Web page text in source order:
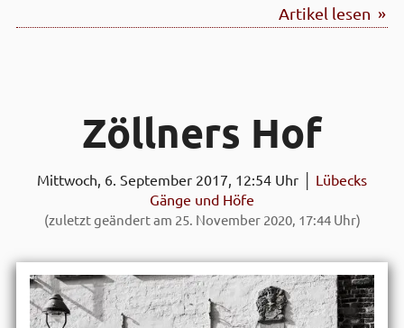
Artikel lesen »
Zöllners Hof
Mittwoch, 6. September 2017, 12:54 Uhr │ Lübecks
Gänge und Höfe
(zuletzt geändert am 25. November 2020, 17:44 Uhr)